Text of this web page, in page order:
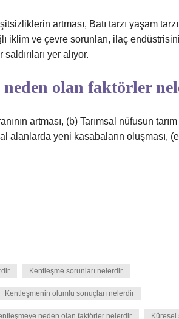
artması, Batı tarzı yaşam
iklim ve çevre sorunları, ilaç
yer alıyor.
neden olan faktörler
artması, (b) Tarımsal nüfusun
alanlarda yeni kasabaların oluşması,
Kentleşme sorunları nelerdir
Kentleşmenin olumlu sonuçları nelerdir
neden olan faktörler nelerdir